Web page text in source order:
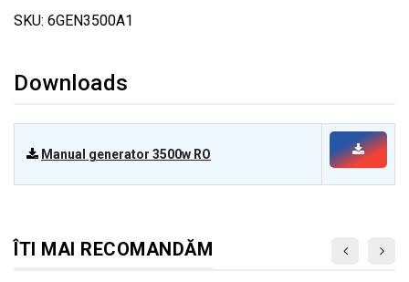
SKU: 6GEN3500A1
Downloads
Manual generator 3500w RO
ÎTI MAI RECOMANDĂM